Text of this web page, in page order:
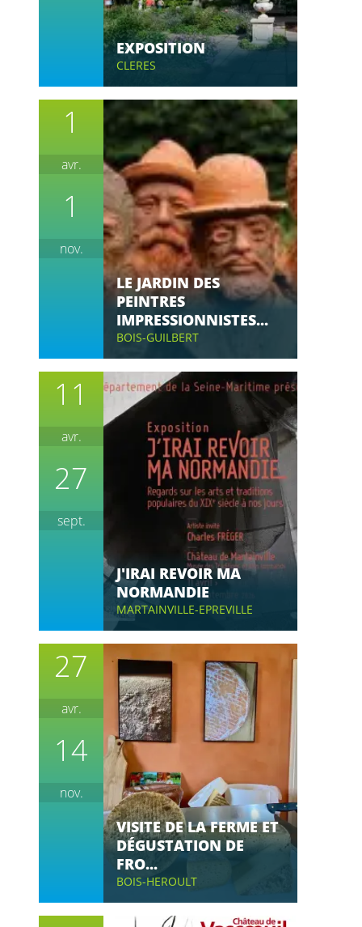
EXPOSITION
CLERES
1
avr.
1
nov.
LE JARDIN DES
PEINTRES
IMPRESSIONNISTES...
BOIS-GUILBERT
11
avr.
27
sept.
J'IRAI REVOIR MA
NORMANDIE
MARTAINVILLE-EPREVILLE
27
avr.
14
nov.
VISITE DE LA FERME ET
DÉGUSTATION DE
FRO...
BOIS-HEROULT